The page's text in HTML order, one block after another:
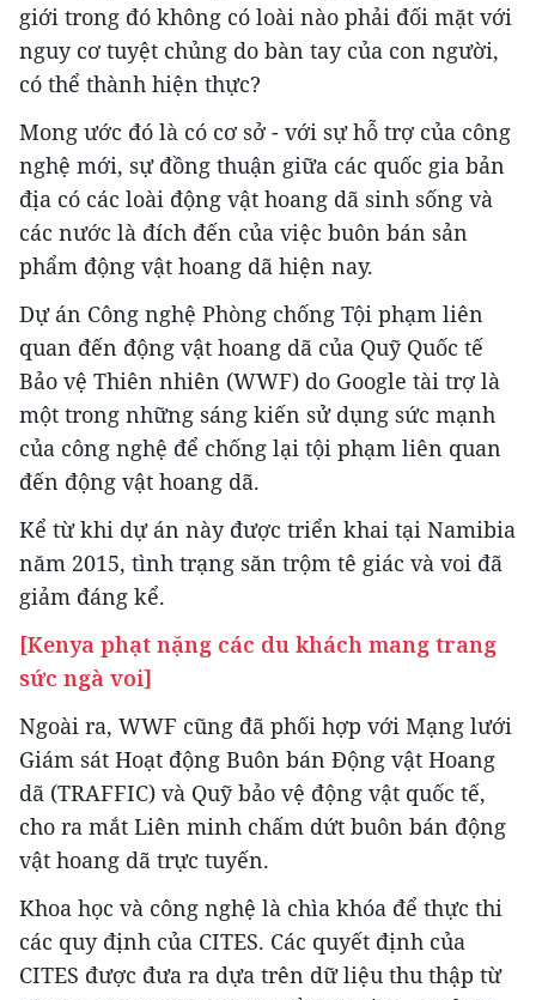
giới trong đó không có loài nào phải đối mặt với
nguy cơ tuyệt chủng do bàn tay của con người,
có thể thành hiện thực?
Mong ước đó là có cơ sở - với sự hỗ trợ của công
nghệ mới, sự đồng thuận giữa các quốc gia bản
địa có các loài động vật hoang dã sinh sống và
các nước là đích đến của việc buôn bán sản
phẩm động vật hoang dã hiện nay.
Dự án Công nghệ Phòng chống Tội phạm liên
quan đến động vật hoang dã của Quỹ Quốc tế
Bảo vệ Thiên nhiên (WWF) do Google tài trợ là
một trong những sáng kiến sử dụng sức mạnh
của công nghệ để chống lại tội phạm liên quan
đến động vật hoang dã.
Kể từ khi dự án này được triển khai tại Namibia
năm 2015, tình trạng săn trộm tê giác và voi đã
giảm đáng kể.
[Kenya phạt nặng các du khách mang trang
sức ngà voi]
Ngoài ra, WWF cũng đã phối hợp với Mạng lưới
Giám sát Hoạt động Buôn bán Động vật Hoang
dã (TRAFFIC) và Quỹ bảo vệ động vật quốc tế,
cho ra mắt Liên minh chấm dứt buôn bán động
vật hoang dã trực tuyến.
Khoa học và công nghệ là chìa khóa để thực thi
các quy định của CITES. Các quyết định của
CITES được đưa ra dựa trên dữ liệu thu thập từ